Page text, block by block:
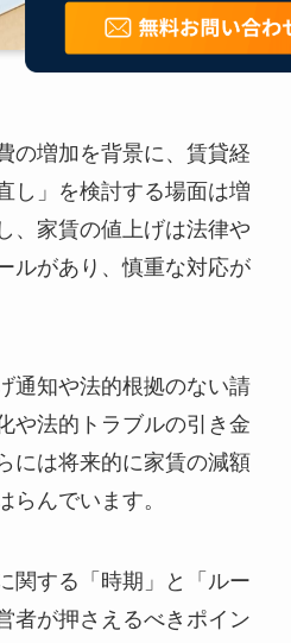
の増加を背景に、賃貸経
し」を検討する場面は増
、家賃の値上げは法律や
ルがあり、慎重な対応が
通知や法的根拠のない請
や法的トラブルの引き金
には将来的に家賃の減額
らんでいます。
関する「時期」と「ルー
者が押さえるべきポイン